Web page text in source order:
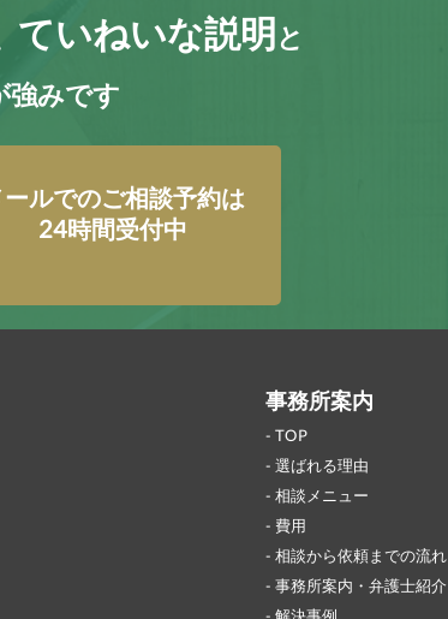
ていねいな説明 と
強みです
ールでのご相談予約は
24時間受付中
事務所案内
TOP
選ばれる理由
相談メニュー
費用
相談から依頼までの流れ
事務所案内・弁護士紹介